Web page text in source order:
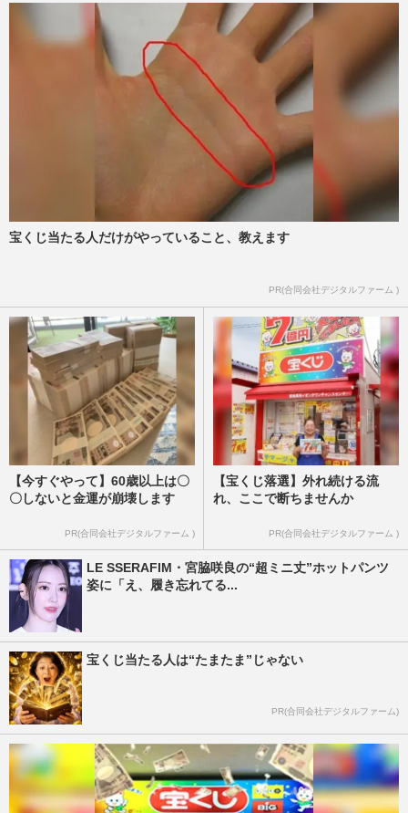
宝くじ当たる人だけがやっていること、教えます
PR(合同会社デジタルファーム )
【今すぐやって】60歳以上は〇
〇しないと金運が崩壊します
PR(合同会社デジタルファーム )
【宝くじ落選】外れ続ける流
れ、ここで断ちませんか
PR(合同会社デジタルファーム )
LE SSERAFIM・宮脇咲良の“超ミニ丈”ホットパンツ
姿に「え、履き忘れてる...
宝くじ当たる人は“たまたま”じゃない
PR(合同会社デジタルファーム)